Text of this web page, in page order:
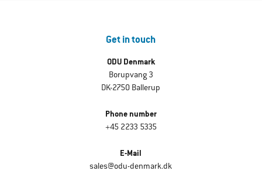
Get in touch
ODU Denmark
Borupvang 3
DK-2750 Ballerup
Phone number
+45 2233 5335
E-Mail
sales@odu-denmark.dk